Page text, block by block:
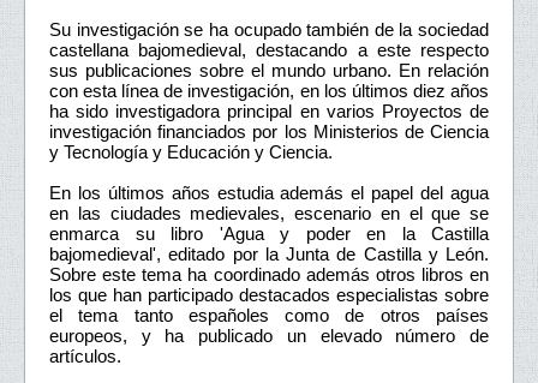
Su investigación se ha ocupado también de la sociedad
castellana bajomedieval, destacando a este respecto
sus publicaciones sobre el mundo urbano. En relación
con esta línea de investigación, en los últimos diez años
ha sido investigadora principal en varios Proyectos de
investigación financiados por los Ministerios de Ciencia
y Tecnología y Educación y Ciencia.
En los últimos años estudia además el papel del agua
en las ciudades medievales, escenario en el que se
enmarca su libro 'Agua y poder en la Castilla
bajomedieval', editado por la Junta de Castilla y León.
Sobre este tema ha coordinado además otros libros en
los que han participado destacados especialistas sobre
el tema tanto españoles como de otros países
europeos, y ha publicado un elevado número de
artículos.